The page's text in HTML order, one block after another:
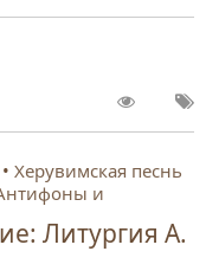
Херувимская песнь
и
Литургия А.